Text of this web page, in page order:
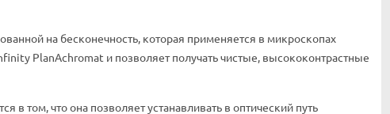
на бесконечность, которая применяется в микроскопах
PlanAchromat и позволяет получать чистые, высококонтрастные
том, что она позволяет устанавливать в оптический путь